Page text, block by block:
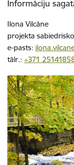
Informāciju
Ilona Vilcāne
projekta
e-pasts:
tālr.: +371